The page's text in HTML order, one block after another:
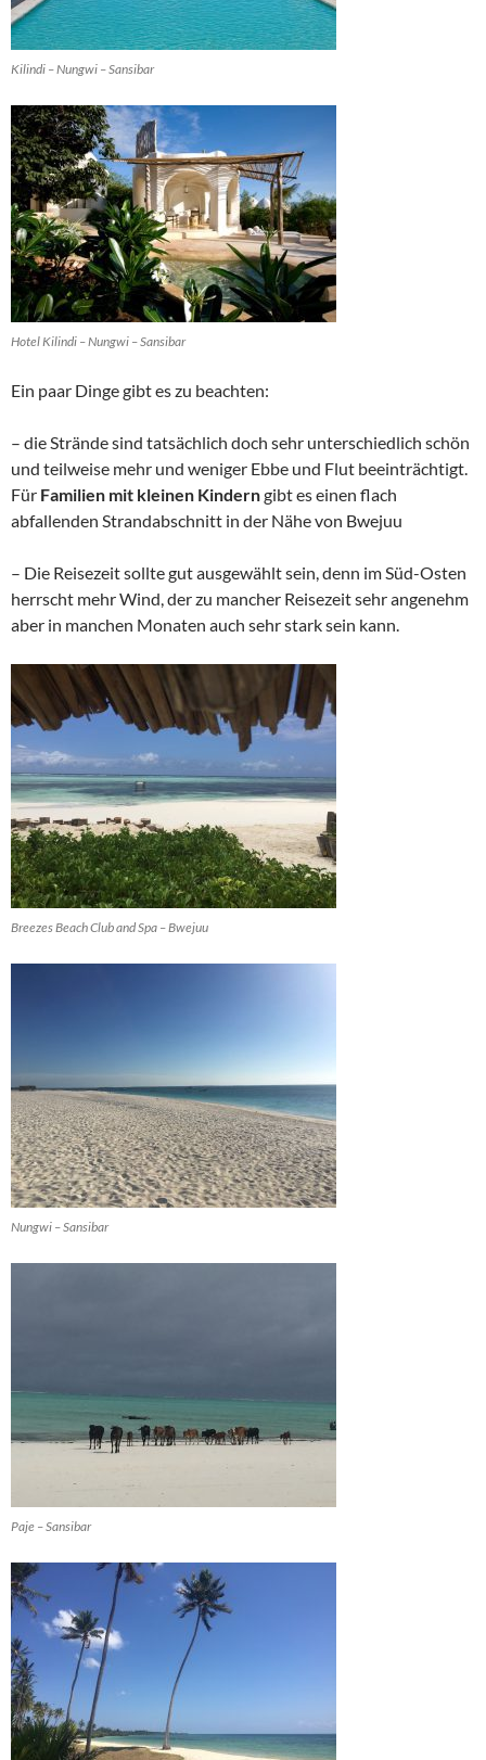
Kilindi – Nungwi – Sansibar
Hotel Kilindi – Nungwi – Sansibar
Ein paar Dinge gibt es zu beachten:
– die Strände sind tatsächlich doch sehr unterschiedlich schön
und teilweise mehr und weniger Ebbe und Flut beeinträchtigt.
Für Familien mit kleinen Kinderngibt es einen flach
abfallenden Strandabschnitt in der Nähe von Bwejuu
– Die Reisezeit sollte gut ausgewählt sein, denn im Süd-Osten
herrscht mehr Wind, der zu mancher Reisezeit sehr angenehm
aber in manchen Monaten auch sehr stark sein kann.
Breezes Beach Club and Spa – Bwejuu
Nungwi – Sansibar
Paje – Sansibar